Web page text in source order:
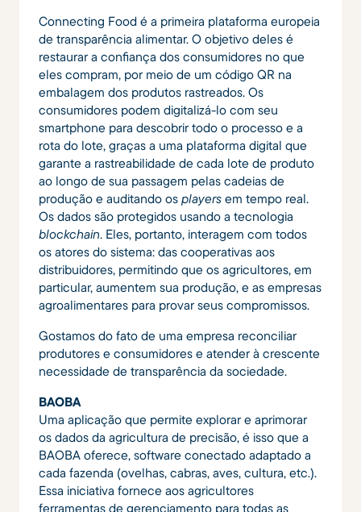
Connecting Food é a primeira plataforma europeia
de transparência alimentar. O objetivo deles é
restaurar a confiança dos consumidores no que
eles compram, por meio de um código QR na
embalagem dos produtos rastreados. Os
consumidores podem digitalizá-lo com seu
smartphone para descobrir todo o processo e a
rota do lote, graças a uma plataforma digital que
garante a rastreabilidade de cada lote de produto
ao longo de sua passagem pelas cadeias de
produção e auditando os players em tempo real.
Os dados são protegidos usando a tecnologia
blockchain. Eles, portanto, interagem com todos
os atores do sistema: das cooperativas aos
distribuidores, permitindo que os agricultores, em
particular, aumentem sua produção, e as empresas
agroalimentares para provar seus compromissos.
Gostamos do fato de uma empresa reconciliar
produtores e consumidores e atender à crescente
necessidade de transparência da sociedade.
BAOBA
Uma aplicação que permite explorar e aprimorar
os dados da agricultura de precisão, é isso que a
BAOBA oferece, software conectado adaptado a
cada fazenda (ovelhas, cabras, aves, cultura, etc.).
Essa iniciativa fornece aos agricultores
ferramentas de gerenciamento para todas as